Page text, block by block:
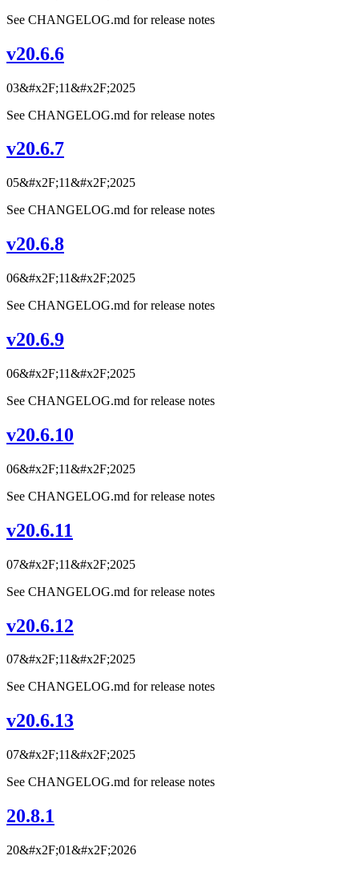
See CHANGELOG.md for release notes
v20.6.6
03&#x2F;11&#x2F;2025
See CHANGELOG.md for release notes
v20.6.7
05&#x2F;11&#x2F;2025
See CHANGELOG.md for release notes
v20.6.8
06&#x2F;11&#x2F;2025
See CHANGELOG.md for release notes
v20.6.9
06&#x2F;11&#x2F;2025
See CHANGELOG.md for release notes
v20.6.10
06&#x2F;11&#x2F;2025
See CHANGELOG.md for release notes
v20.6.11
07&#x2F;11&#x2F;2025
See CHANGELOG.md for release notes
v20.6.12
07&#x2F;11&#x2F;2025
See CHANGELOG.md for release notes
v20.6.13
07&#x2F;11&#x2F;2025
See CHANGELOG.md for release notes
20.8.1
20&#x2F;01&#x2F;2026